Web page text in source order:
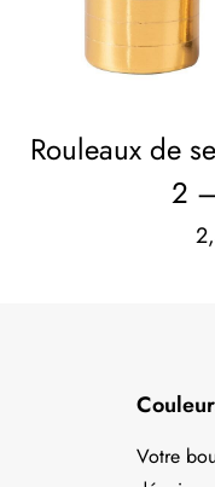
Rouleaux de
2
Votre